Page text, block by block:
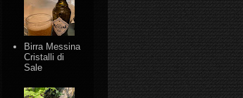
Birra Messina
Cristalli di
Sale